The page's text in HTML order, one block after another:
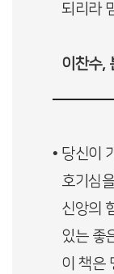
되리라
이찬수,
• 당신이
호기심
신앙의
있는 좋
이 책은